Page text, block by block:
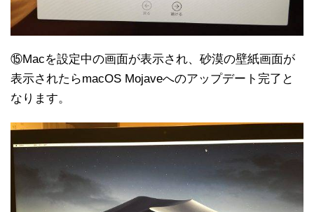
⑮Macを設定中の画面が表示され、砂漠の壁紙画面が
表示されたらmacOS Mojaveへのアップデート完了と
なります。